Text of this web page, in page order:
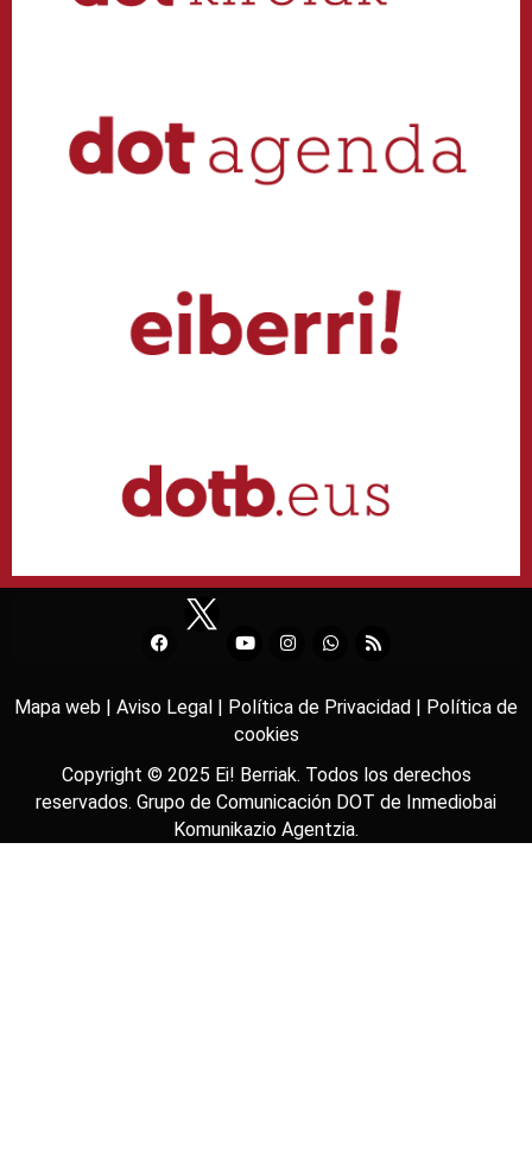
Mapa web | Aviso Legal | Política de Privacidad | Política de
cookies
Copyright © 2025 Ei! Berriak. Todos los derechos
reservados. Grupo de Comunicación DOT de Inmediobai
Komunikazio Agentzia.